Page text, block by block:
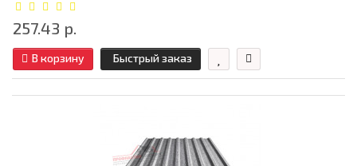
257.43 р.
В корзину Быстрый заказ